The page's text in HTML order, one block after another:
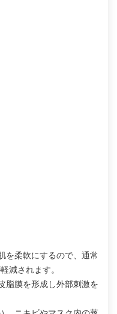
を柔軟にするので、通常
減されます。
脂膜を形成し外部刺激を